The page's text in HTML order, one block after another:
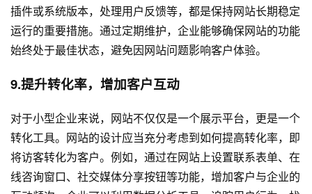
插件或系统版本，处理用户反馈等，都是保持网站长期稳定
运行的重要措施。通过定期维护，企业能够确保网站的功能
始终处于最佳状态，避免因网站问题影响客户体验。
9.提升转化率，增加客户互动
对于小型企业来说，网站不仅仅是一个展示平台，更是一个
转化工具。网站的设计应当充分考虑到如何提高转化率，即
将访客转化为客户。例如，通过在网站上设置联系表单、在
线咨询窗口、社交媒体分享按钮等功能，增加客户与企业的